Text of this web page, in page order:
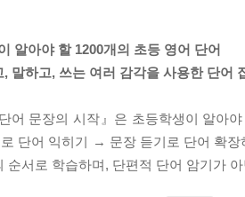
알아야 할 1200개의 초등 영어 단어
, 말하고, 쓰는 여러 감각을 사용한 단어
단어 문장의 시작』은 초등학생이 알
단어 익히기 → 문장 듣기로 단어 확
순서로 학습하며, 단편적 단어 암기가